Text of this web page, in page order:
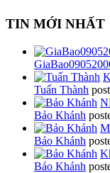
TIN MỚI NHẤT
Tuấn Thành
Bảo Khánh
Bảo Khánh
Bảo Khánh